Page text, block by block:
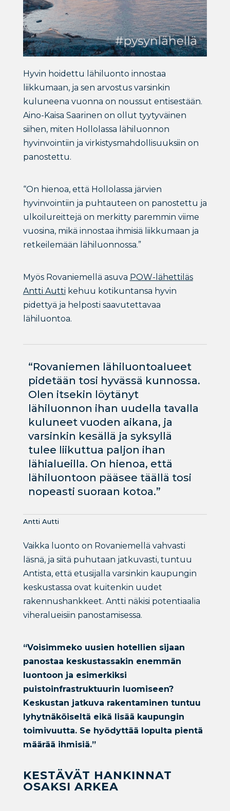
Hyvin hoidettu lähiluonto innostaa
liikkumaan, ja sen arvostus varsinkin
kuluneena vuonna on noussut entisestään.
Aino-Kaisa Saarinen on ollut tyytyväinen
siihen, miten Hollolassa lähiluonnon
hyvinvointiin ja virkistysmahdollisuuksiin on
panostettu.
“On hienoa, että Hollolassa järvien
hyvinvointiin ja puhtauteen on panostettu ja
ulkoilureittejä on merkitty paremmin viime
vuosina, mikä innostaa ihmisiä liikkumaan ja
retkeilemään lähiluonnossa.”
Myös Rovaniemellä asuva POW-lähettiläs
Antti Autti kehuu kotikuntansa hyvin
pidettyä ja helposti saavutettavaa
lähiluontoa.
“Rovaniemen lähiluontoalueet
pidetään tosi hyvässä kunnossa.
Olen itsekin löytänyt
lähiluonnon ihan uudella tavalla
kuluneet vuoden aikana, ja
varsinkin kesällä ja syksyllä
tulee liikuttua paljon ihan
lähialueilla. On hienoa, että
lähiluontoon pääsee täällä tosi
nopeasti suoraan kotoa.”
Antti Autti
Vaikka luonto on Rovaniemellä vahvasti
läsnä, ja siitä puhutaan jatkuvasti, tuntuu
Antista, että etusijalla varsinkin kaupungin
keskustassa ovat kuitenkin uudet
rakennushankkeet. Antti näkisi potentiaalia
viheralueisiin panostamisessa.
“Voisimmeko uusien hotellien sijaan
panostaa keskustassakin enemmän
luontoon ja esimerkiksi
puistoinfrastruktuurin luomiseen?
Keskustan jatkuva rakentaminen tuntuu
lyhytnäköiseltä eikä lisää kaupungin
toimivuutta. Se hyödyttää lopulta pientä
määrää ihmisiä.”
KESTÄVÄT HANKINNAT
OSAKSI ARKEA